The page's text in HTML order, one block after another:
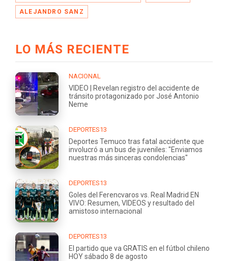
ALEJANDRO SANZ
LO MÁS RECIENTE
NACIONAL
VIDEO | Revelan registro del accidente de
tránsito protagonizado por José Antonio
Neme
DEPORTES13
Deportes Temuco tras fatal accidente que
involucró a un bus de juveniles: "Enviamos
nuestras más sinceras condolencias"
DEPORTES13
Goles del Ferencvaros vs. Real Madrid EN
VIVO: Resumen, VIDEOS y resultado del
amistoso internacional
DEPORTES13
El partido que va GRATIS en el fútbol chileno
HOY sábado 8 de agosto